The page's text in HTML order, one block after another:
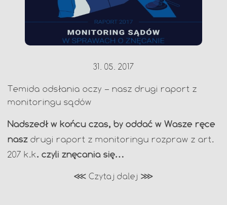
31. 05. 2017
Temida odsłania oczy – nasz drugi raport z
monitoringu sądów
Nadszedł w końcu czas, by oddać w Wasze ręce
nasz drugi raport z monitoringu rozpraw z art.
207 k.k. czyli znęcania się…
⋘ Czytaj dalej ⋙